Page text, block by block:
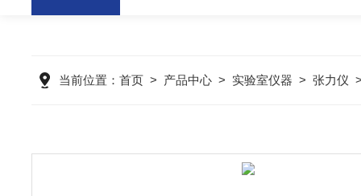
当前位置： 首页 > 产品中心 > 实验室仪器 > 张力仪